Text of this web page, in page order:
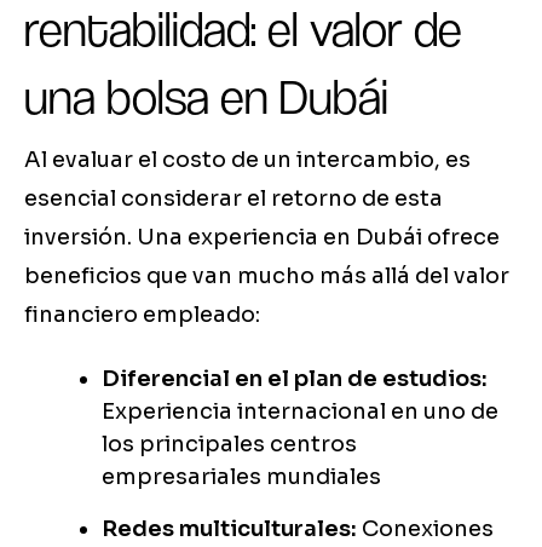
rentabilidad: el valor de
una bolsa en Dubái
Al evaluar el costo de un intercambio, es
esencial considerar el retorno de esta
inversión. Una experiencia en Dubái ofrece
beneficios que van mucho más allá del valor
financiero empleado:
Diferencial en el plan de estudios:
Experiencia internacional en uno de
los principales centros
empresariales mundiales
Redes multiculturales: Conexiones